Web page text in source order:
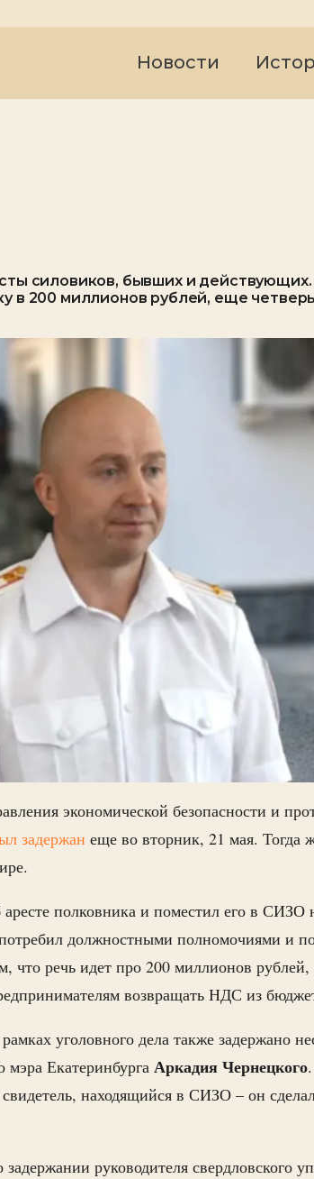
Новости
силовиков, бывших и действующих.
в 200 миллионов рублей, еще
экономической безопасности и
задержан еще во вторник, 21 мая. Тогда
полковника и поместил его в СИЗО
должностными полномочиями и
что речь идет про 200 миллионов
возвращать НДС из
уголовного дела также задержано
мэра Екатеринбурга АркадияЧернецкого
находящийся в СИЗО – он
задержании руководителя свердловского